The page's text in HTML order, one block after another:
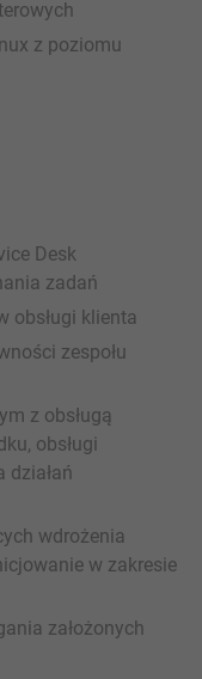
z poziomu
Desk
zadań
obsługi klienta
zespołu
z obsługą
obsługi
działań
wdrożenia
w zakresie
założonych